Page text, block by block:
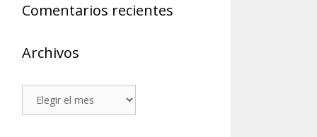
Comentarios recientes
Archivos
Archivos